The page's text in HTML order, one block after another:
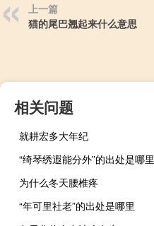
上一篇
猫的尾巴翘起来什么意思
相关问题
就耕宏多大年纪
“绮琴绣遐能分外”的出处是哪里
为什么冬天腰椎疼
“年可里社老”的出处是哪里